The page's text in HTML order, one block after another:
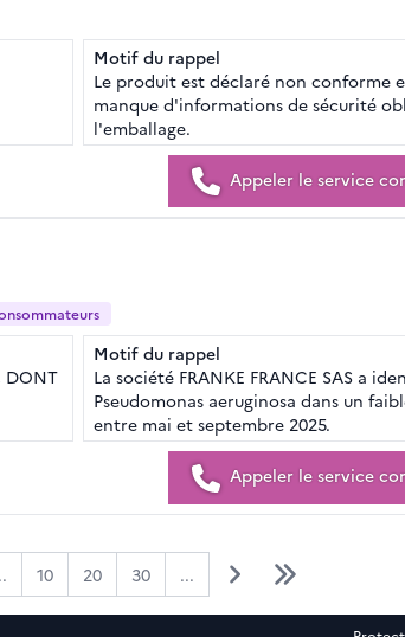
Motif du rappel
Le produit est déclaré non conforme
manque d'informations de sécurité
l'emballage.
Appeler le service
DONT
Motif du rappel
La société FRANKE FRANCE SAS a
Pseudomonas aeruginosa dans un
entre mai et septembre 2025.
Appeler le service
10 20 30 ...